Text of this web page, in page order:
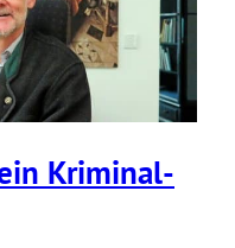
Krimi­nal­